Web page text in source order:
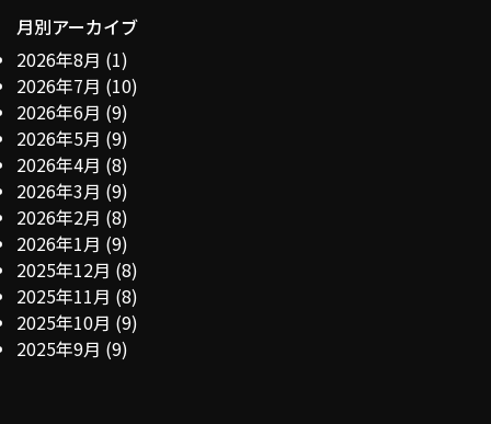
月別アーカイブ
2026年8月 (1)
2026年7月 (10)
2026年6月 (9)
2026年5月 (9)
2026年4月 (8)
2026年3月 (9)
2026年2月 (8)
2026年1月 (9)
2025年12月 (8)
2025年11月 (8)
2025年10月 (9)
2025年9月 (9)